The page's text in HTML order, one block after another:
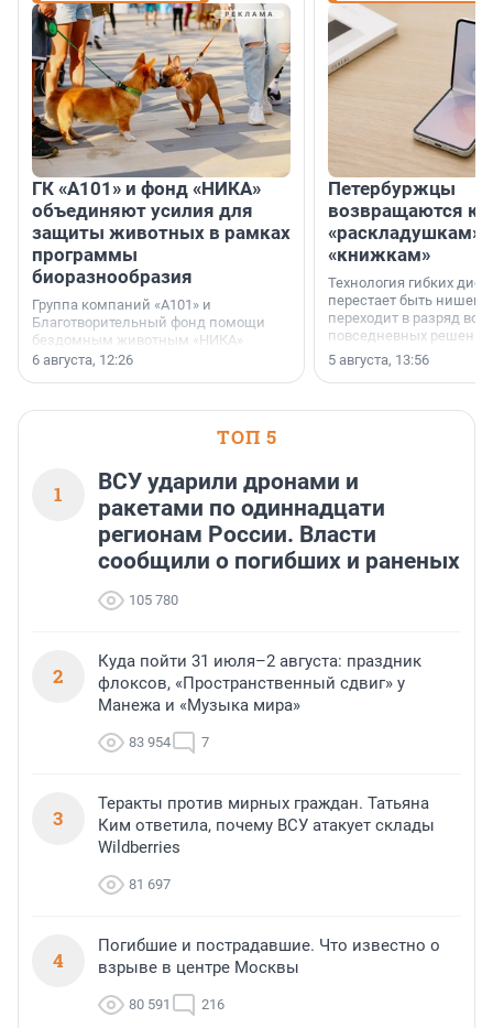
ГК «А101» и фонд «НИКА»
объединяют усилия для
защиты животных в рамках
программы
биоразнообразия
Группа компаний «А101» и
Благотворительный фонд помощи
бездомным животным «НИКА»
заключили соглашение о
6 августа, 12:26
Петербуржцы
возвращаются к
«раскладушкам»
«книжкам»
Технология гибких
перестает быть
переходит в разряд
повседневных
5 августа, 13:56
ТОП 5
1
ВСУ ударили дронами и
ракетами по одиннадцати
регионам России. Власти
сообщили о погибших и раненых
105 780
2
Куда пойти 31 июля–2 августа: праздник
флоксов, «Пространственный сдвиг» у
Манежа и «Музыка мира»
83 954 7
3
Теракты против мирных граждан. Татьяна
Ким ответила, почему ВСУ атакует склады
Wildberries
81 697
4
Погибшие и пострадавшие. Что известно о
взрыве в центре Москвы
80 591 216